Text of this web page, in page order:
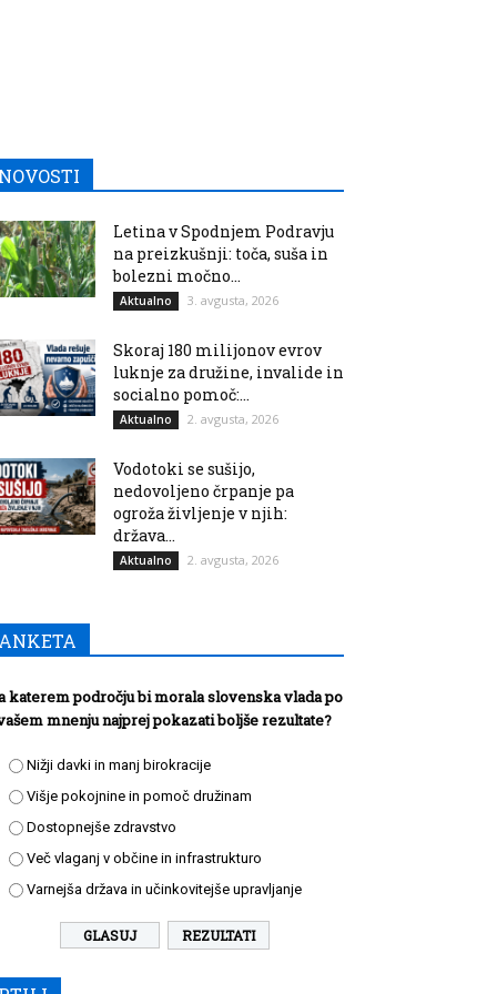
Letina v Spodnjem Podravju
na preizkušnji: toča, suša in
bolezni močno...
Aktualno 3. avgusta, 2026
Skoraj 180 milijonov evrov
luknje za družine, invalide in
socialno pomoč:...
Aktualno 2. avgusta, 2026
Vodotoki se sušijo,
nedovoljeno črpanje pa
ogroža življenje v njih:
država...
Aktualno 2. avgusta, 2026
katerem področju bi morala slovenska vlada po
mnenju najprej pokazati boljše rezultate?
Nižji davki in manj birokracije
Višje pokojnine in pomoč družinam
Dostopnejše zdravstvo
Več vlaganj v občine in infrastrukturo
Varnejša država in učinkovitejše upravljanje
REZULTATI